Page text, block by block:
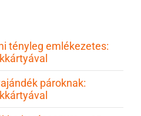
tényleg emlékezetes:
pároknak: